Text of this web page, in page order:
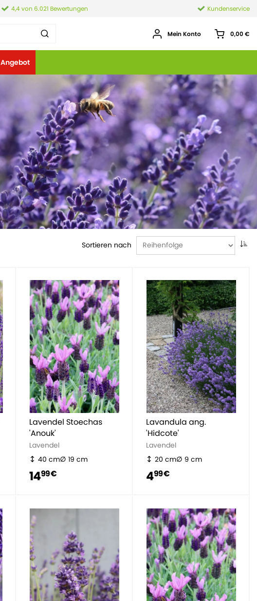
4,4 von 6.021 Bewertungen Kundenservice
Mein Konto 0,00 €
Angebot
Sortieren nach
Lavendel Stoechas
'Anouk'
Lavendel
40 cm
19 cm
1499 €
Lavandula ang.
'Hidcote'
Lavendel
20 cm
9 cm
499 €